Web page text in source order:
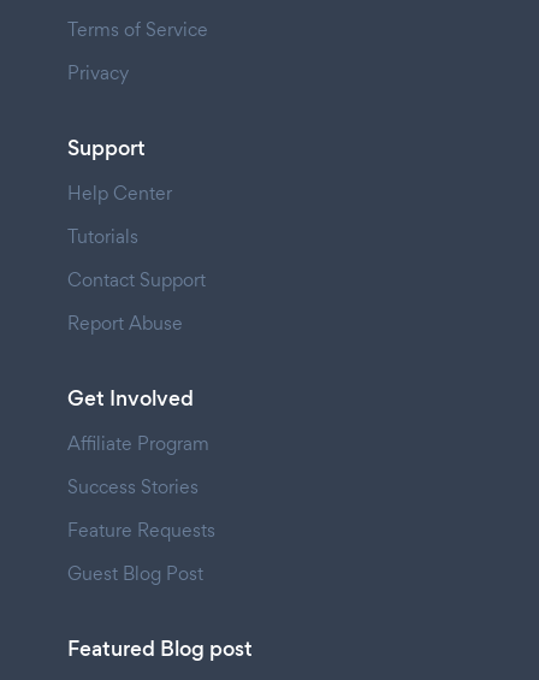
Terms of Service
Privacy
Support
Help Center
Tutorials
Contact Support
Report Abuse
Get Involved
Affiliate Program
Success Stories
Feature Requests
Guest Blog Post
Featured Blog post